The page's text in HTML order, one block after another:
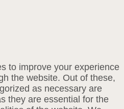
to improve your experience
the website. Out of these,
as necessary are
they are essential for the